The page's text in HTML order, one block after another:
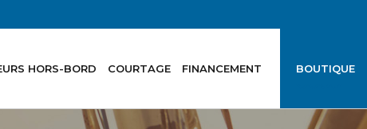
HORS-BORD COURTAGE FINANCEMENT BOUTIQUE